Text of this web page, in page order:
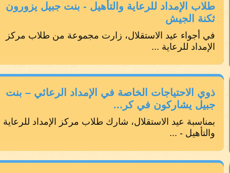
طلاب الإمداد للرعاية والتأهيل - بنت جبيل يزورون
ثكنة الجيش
في أجواء عيد الاستقلال، زارت مجموعة من طلاب مركز
الإمداد للرعاية ...
ذوي الاحتياجات الخاصة في الإمداد الرعائي – بنت
جبيل يشاركون في كر...
بمناسبة عيد الاستقلال، شارك طلاب مركز الإمداد للرعاية
والتأهيل - ...